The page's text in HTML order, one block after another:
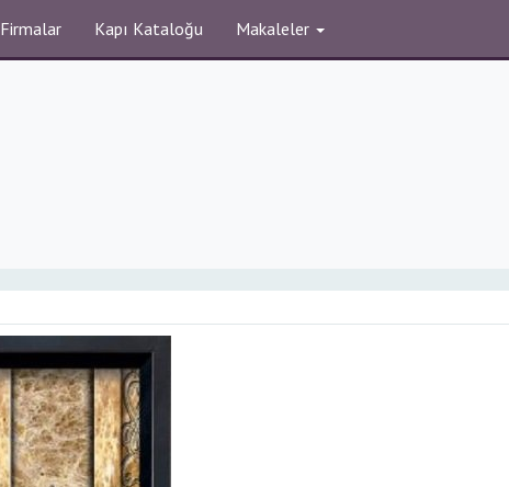
Firmalar Kapı Kataloğu Makaleler